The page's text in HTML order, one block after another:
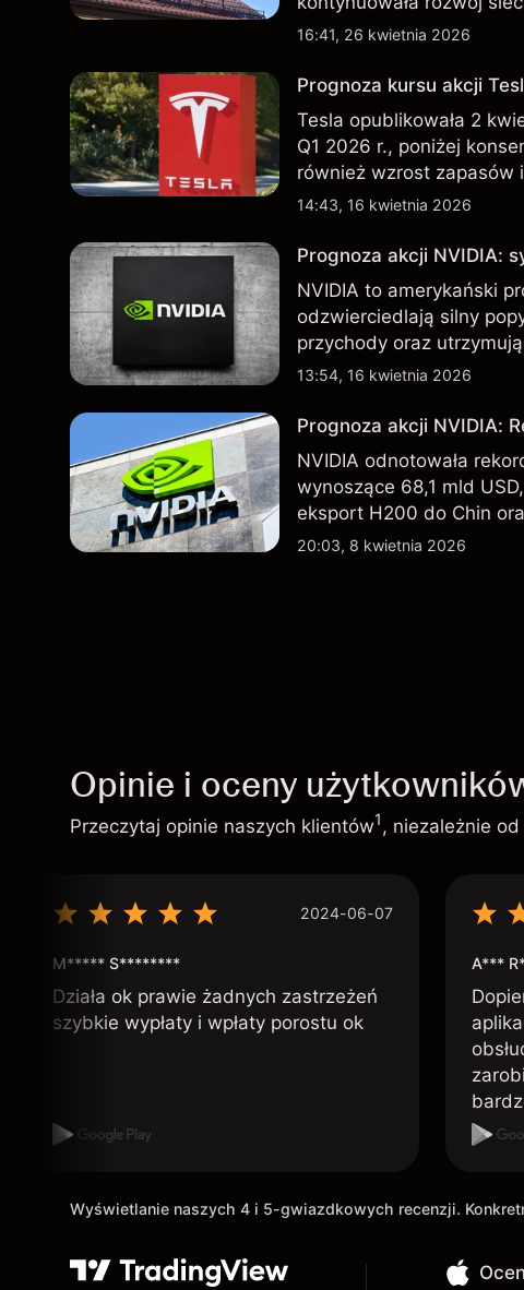
przeszłości nie są
16:41, 26 kwietnia 2026
Prognoza kursu akcji
Tesla opublikowała 2
Q1 2026 r., poniżej
również wzrost zapasów
nowego SUV-a. Wyniki
14:43, 16 kwietnia 2026
Prognoza akcji NVIDIA:
NVIDIA to amerykański
odzwierciedlają silny
przychody oraz
Chin. Poznaj cele NVDA
13:54, 16 kwietnia 2026
Prognoza akcji NVIDIA:
NVIDIA odnotowała
wynoszące 68,1 mld
eksport H200 do Chin
technologicznego nadal
20:03, 8 kwietnia 2026
Opinie i oceny
Przeczytaj opinie naszych klientów1, niezależnie
2024-06-07
M***** S********
Działa ok prawie żadnych zastrzeżeń
szybkie wypłaty i wpłaty porostu ok
A***
Wyświetlanie naszych 4 i 5-gwiazdkowych recenzji.